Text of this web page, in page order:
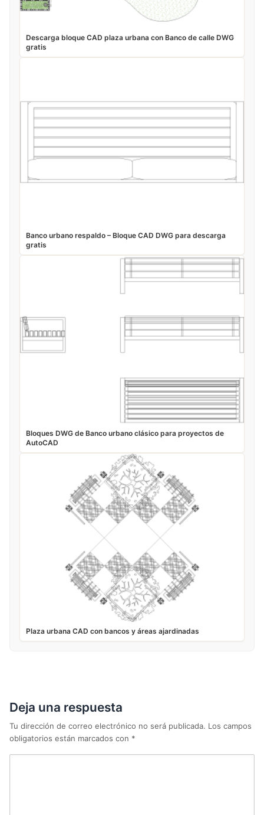
Descarga bloque CAD plaza urbana con Banco de calle DWG
gratis
Banco urbano respaldo – Bloque CAD DWG para descarga
gratis
Bloques DWG de Banco urbano clásico para proyectos de
AutoCAD
Plaza urbana CAD con bancos y áreas ajardinadas
Deja una respuesta
Tu dirección de correo electrónico no será publicada. Los campos
obligatorios están marcados con *